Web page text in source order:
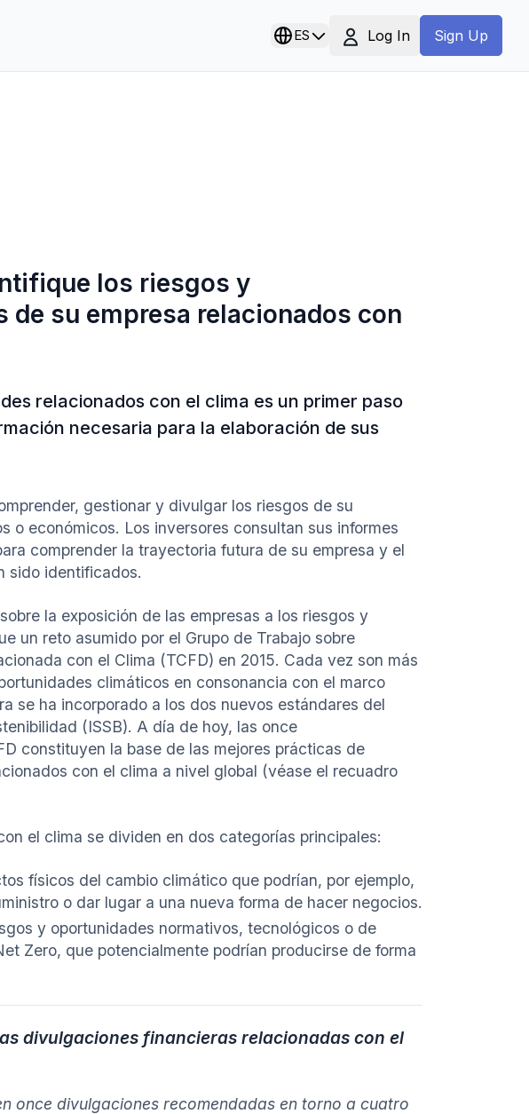
ES Log In Sign Up
los riesgos y
su empresa relacionados con
relacionados con el clima es un primer paso
necesaria para la elaboración de sus
gestionar y divulgar los riesgos de su
o económicos. Los inversores consultan sus informes
comprender la trayectoria futura de su empresa y el
sido identificados.
la exposición de las empresas a los riesgos y
un reto asumido por el Grupo de Trabajo sobre
con el Clima (TCFD) en 2015. Cada vez son más
climáticos en consonancia con el marco
se ha incorporado a los dos nuevos estándares del
(ISSB). A día de hoy, las once
constituyen la base de las mejores prácticas de
con el clima a nivel global (véase el recuadro
el clima se dividen en dos categorías principales:
físicos del cambio climático que podrían, por ejemplo,
o dar lugar a una nueva forma de hacer negocios.
y oportunidades normativos, tecnológicos o de
Zero, que potencialmente podrían producirse de forma
divulgaciones financieras relacionadas con el
once divulgaciones recomendadas en torno a cuatro